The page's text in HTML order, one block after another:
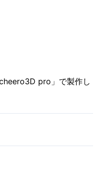
pro」で製作し